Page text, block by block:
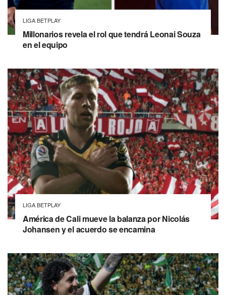
LIGA BETPLAY
Millonarios revela el rol que tendrá Leonai Souza
en el equipo
LIGA BETPLAY
América de Cali mueve la balanza por Nicolás
Johansen y el acuerdo se encamina